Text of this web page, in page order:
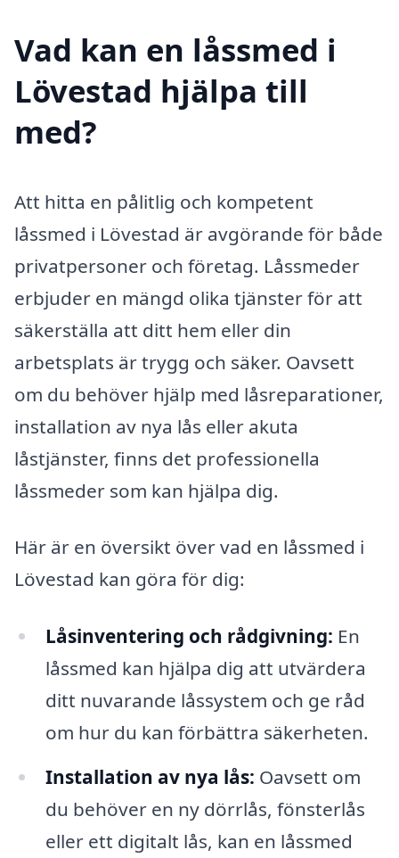
Vad kan en låssmed i
Lövestad hjälpa till
med?
Att hitta en pålitlig och kompetent
låssmed i Lövestad är avgörande för både
privatpersoner och företag. Låssmeder
erbjuder en mängd olika tjänster för att
säkerställa att ditt hem eller din
arbetsplats är trygg och säker. Oavsett
om du behöver hjälp med låsreparationer,
installation av nya lås eller akuta
låstjänster, finns det professionella
låssmeder som kan hjälpa dig.
Här är en översikt över vad en låssmed i
Lövestad kan göra för dig:
Låsinventering och rådgivning: En
låssmed kan hjälpa dig att utvärdera
ditt nuvarande låssystem och ge råd
om hur du kan förbättra säkerheten.
Installation av nya lås: Oavsett om
du behöver en ny dörrlås, fönsterlås
eller ett digitalt lås, kan en låssmed